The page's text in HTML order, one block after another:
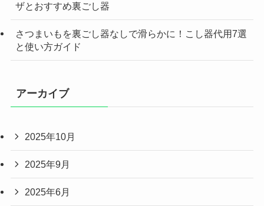
ザとおすすめ裏ごし器
さつまいもを裏ごし器なしで滑らかに！こし器代用7選
と使い方ガイド
アーカイブ
2025年10月
2025年9月
2025年6月